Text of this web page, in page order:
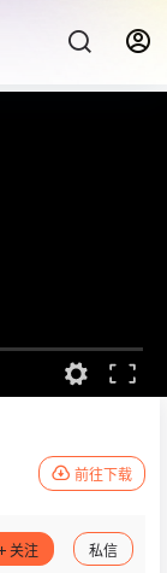
前往下载
关注 私信